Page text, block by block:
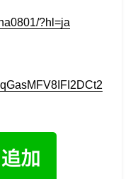
?hl=ja